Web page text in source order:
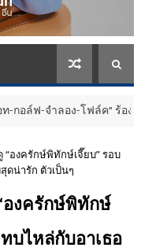
ำลอง-โฟล์ค” ร้องจ๊าก!! อุป
“องครักษ์พิทักษ์เจี๊ยบ” รอบ
ดน่ารัก ตัวเป็นๆ
องครักษ์พิทักษ์
บไหล่กับอาเธอ